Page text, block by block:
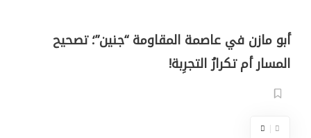
أبو مازن في عاصمة المقاومة “جنين”؛ تصحيح
المسار أم تكرارُ التجرِبة!